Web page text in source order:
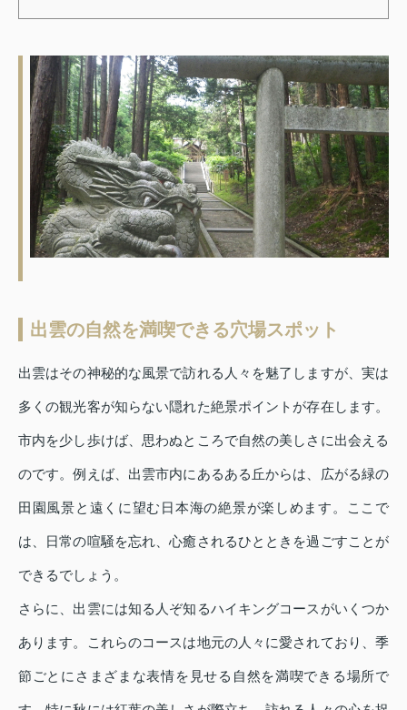
出雲の自然を満喫できる穴場スポット
出雲はその神秘的な風景で訪れる人々を魅了しますが、実は
多くの観光客が知らない隠れた絶景ポイントが存在します。
市内を少し歩けば、思わぬところで自然の美しさに出会える
のです。例えば、出雲市内にあるある丘からは、広がる緑の
田園風景と遠くに望む日本海の絶景が楽しめます。ここで
は、日常の喧騒を忘れ、心癒されるひとときを過ごすことが
できるでしょう。
さらに、出雲には知る人ぞ知るハイキングコースがいくつか
あります。これらのコースは地元の人々に愛されており、季
節ごとにさまざまな表情を見せる自然を満喫できる場所で